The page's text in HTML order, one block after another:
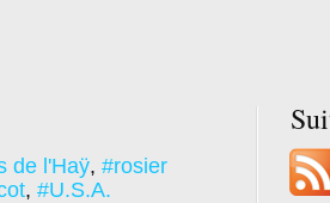
de l'Haÿ, #rosier
, #U.S.A.